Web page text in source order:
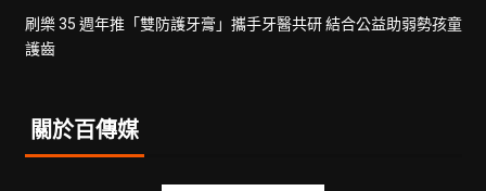
刷樂 35 週年推「雙防護牙膏」攜手牙醫共研 結合公益助弱勢孩童
護齒
關於百傳媒